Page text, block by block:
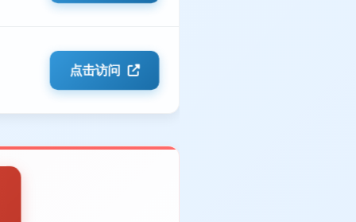
点击访问